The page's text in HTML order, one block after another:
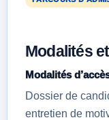
Modalités
Modalités
Dossier de
entretien de